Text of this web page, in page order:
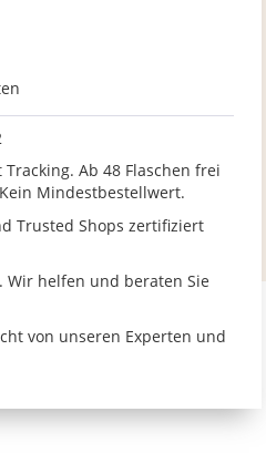
Ab 48 Flaschen frei
Mindestbestellwert.
Trusted Shops zertifiziert
Wir helfen und beraten Sie
von unseren Experten und